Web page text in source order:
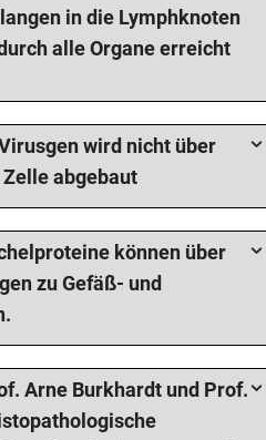
in die Lymphknoten
alle Organe erreicht
wird nicht über
abgebaut
können über
zu Gefäß- und
Arne Burkhardt und Prof.